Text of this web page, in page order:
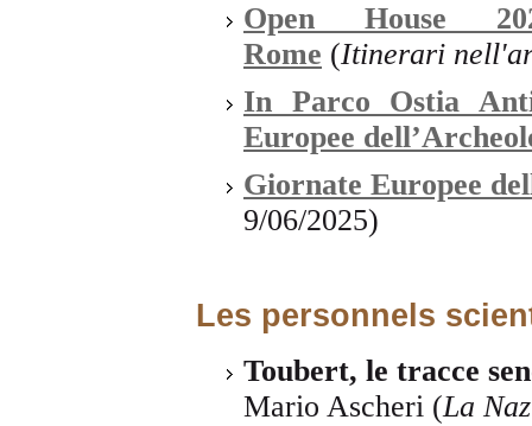
Open House
Rome (Itinerari
In Parco Ostia
Europee
Giornate Europee
9/06/2025)
Les personnels
Toubert, le tracce
Mario Ascheri (La